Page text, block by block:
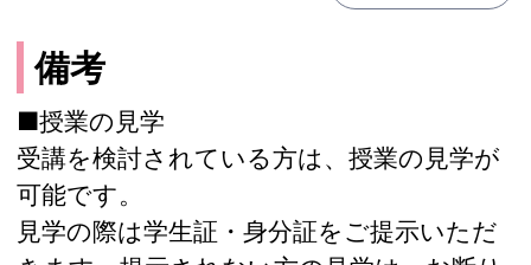
備考
■授業の見学
受講を検討されている方は、授業の見学が
可能です。
見学の際は学生証・身分証をご提示いただ